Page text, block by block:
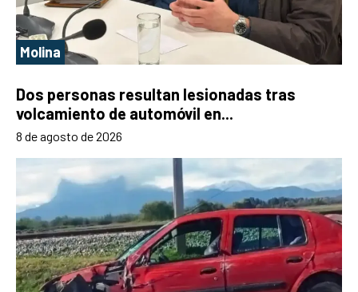
Molina
Dos personas resultan lesionadas tras
volcamiento de automóvil en...
8 de agosto de 2026